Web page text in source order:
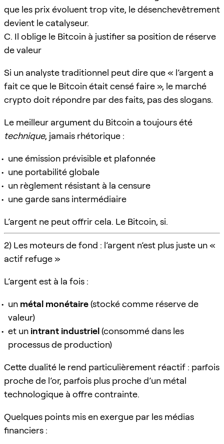
que les prix évoluent trop vite, le désenchevêtrement
devient le catalyseur.
C. Il oblige le Bitcoin à justifier sa position de réserve
de valeur
Si un analyste traditionnel peut dire que « l’argent a
fait ce que le Bitcoin était censé faire », le marché
crypto doit répondre par des faits, pas des slogans.
Le meilleur argument du Bitcoin a toujours été
technique, jamais rhétorique :
une émission prévisible et plafonnée
une portabilité globale
un règlement résistant à la censure
une garde sans intermédiaire
L’argent ne peut offrir cela. Le Bitcoin, si.
2) Les moteurs de fond : l’argent n’est plus juste un «
actif refuge »
L’argent est à la fois :
un métal monétaire(stocké comme réserve de
valeur)
et un intrant industriel(consommé dans les
processus de production)
Cette dualité le rend particulièrement réactif : parfois
proche de l’or, parfois plus proche d’un métal
technologique à offre contrainte.
Quelques points mis en exergue par les médias
financiers :